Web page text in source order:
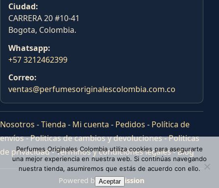
Ciudad:
CARRERA 20 #10-41
Bogota, Colombia.
Whatsapp:
+57 3212462399
Correo:
ventas@perfumesoriginalescolombia.com.co
Nosotros -Tienda - Mi cuenta - Pedidos - Política de
envíos-Politicas de cambios y devoluciones-Politicas
de privacidad-Terminos y condiciones legales-Blog
Powered byTras Mission
Perfumes Originales Colombia utiliza cookies para asegurarte
una mejor experiencia en nuestra web. Si continúas navegando
nuestra tienda, asumiremos que estás de acuerdo con ello.
Aceptar